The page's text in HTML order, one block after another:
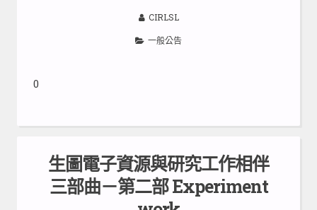
CIRLSL
一般公告
0
生圖電子資源與研究工作相伴
三部曲－第二部 Experiment